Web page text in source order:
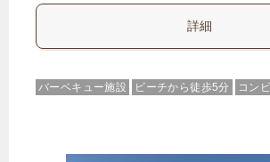
詳細
バーベキュー施設 ビーチから徒歩5分 コン